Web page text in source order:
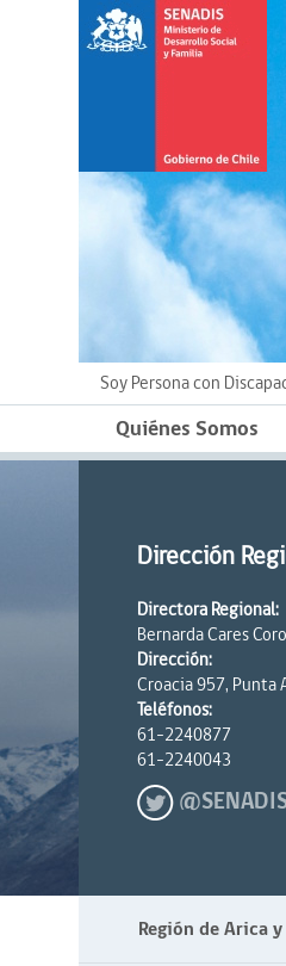
Soy Persona con
Quiénes Somos
Dirección
Directora Regional:
Bernarda Cares
Dirección:
Croacia 957, Punta
Teléfonos:
61-2240877
61-2240043
Región de Arica